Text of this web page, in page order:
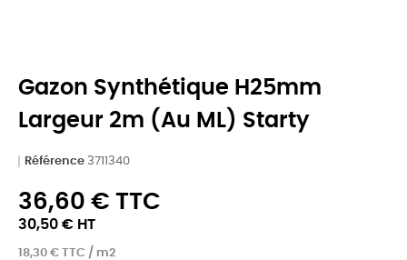
Gazon Synthétique H25mm
Largeur 2m (au ML) Starty
Référence 3711340
36,60 € TTC
30,50 € HT
18,30 € TTC / m2